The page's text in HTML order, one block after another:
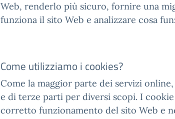
Web, renderlo più sicuro, fornire una
funziona il sito Web e analizzare cosa
Come utilizziamo i cookies?
Come la maggior parte dei servizi
e di terze parti per diversi scopi. I
corretto funzionamento del sito Web e